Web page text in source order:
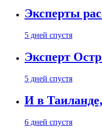
Эксперты
5 дней спустя
Эксперт
5 дней спустя
И в
6 дней спустя